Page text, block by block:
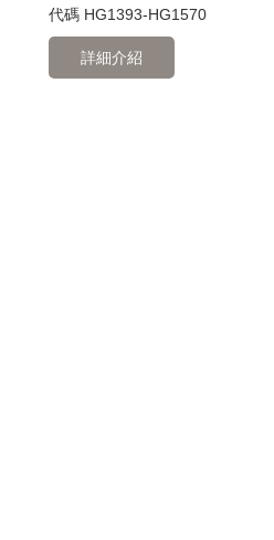
代碼 HG1393-HG1570
詳細介紹